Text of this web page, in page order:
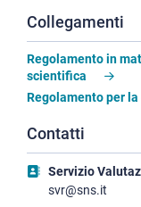
Collegamenti
Regolamento in
scientifica
Regolamento per
Contatti
Servizio
svr@sns.it